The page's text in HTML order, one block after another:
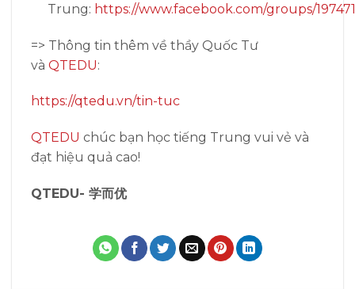
Trung: https://www.facebook.com/groups/
=> Thông tin thêm về thầy Quốc Tư
và QTEDU:
https://qtedu.vn/tin-tuc
QTEDU chúc bạn học tiếng Trung vui vẻ và
đạt hiệu quả cao!
QTEDU- 学而优